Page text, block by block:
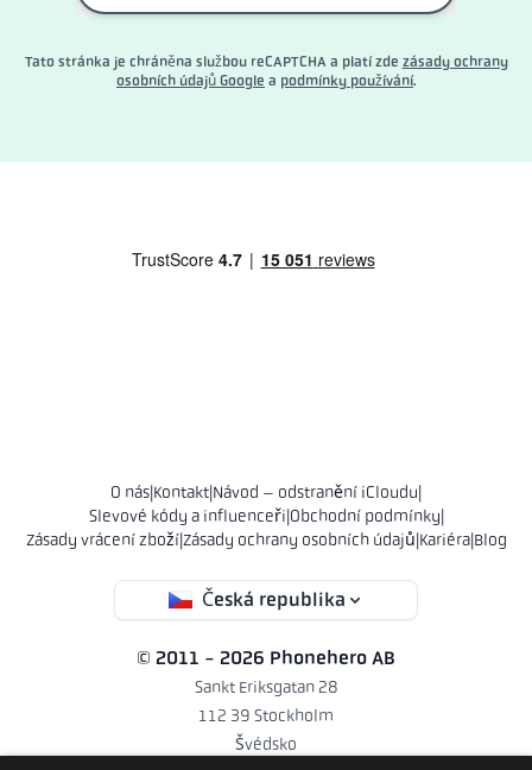
Tato stránka je chráněna službou reCAPTCHA a platí zde zásady ochrany
osobních údajů Google a podmínky používání.
O nás|Kontakt|Návod – odstranění iCloudu|
Slevové kódy a influenceři|Obchodní podmínky|
Zásady vrácení zboží|Zásady ochrany osobních údajů|Kariéra|Blog
Česká republika
© 2011 - 2026 Phonehero AB
Sankt Eriksgatan 28
112 39 Stockholm
Švédsko